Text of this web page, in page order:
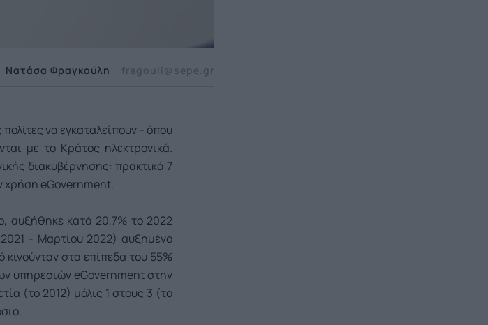
Νατάσα Φραγκούλη fragouli@sepe.gr
να εγκαταλείπουν - όπου
με το Κράτος ηλεκτρονικά.
διακυβέρνησης: πρακτικά 7
χρήση eGovernment.
αυξήθηκε κατά 20,7% το 2022
2021 - Μαρτίου 2022) αυξημένο
στα επίπεδα του 55%
υπηρεσιών eGovernment στην
(το 2012) μόλις 1 στους 3 (το